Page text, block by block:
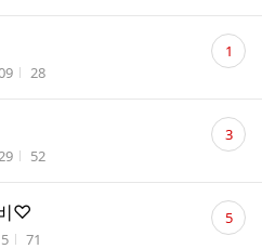
조회수
28
댓
글 1
조회수
52
댓
글 3
♡
조회수
71
댓
글 5